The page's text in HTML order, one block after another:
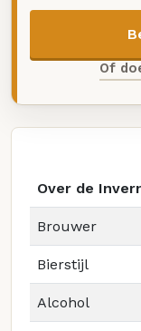
Of
Over de
Brouwer
Bierstijl
Alcohol